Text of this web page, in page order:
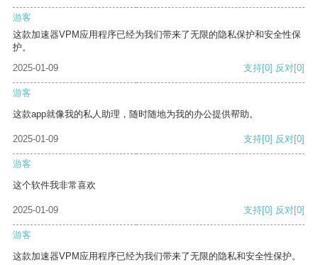
游客
这款加速器VPM应用程序已经为我们带来了无限的隐私保护和安全性保
护。
2025-01-09
支持[0] 反对[0]
游客
这款app就像我的私人助理，随时随地为我的办公提供帮助。
2025-01-09 支持[0] 反对[0]
游客
这个软件我非常喜欢
2025-01-09 支持[0] 反对[0]
游客
这款加速器VPM应用程序已经为我们带来了无限的隐私和安全性保护。